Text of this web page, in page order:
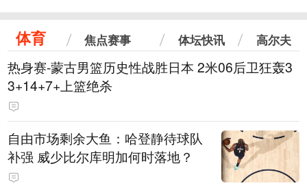
体育 焦点赛事 体坛快讯 高尔夫
热身赛-蒙古男篮历史性战胜日本 2米06后卫狂轰3
3+14+7+上篮绝杀
自由市场剩余大鱼：哈登静待球队
补强 威少比尔库明加何时落地？